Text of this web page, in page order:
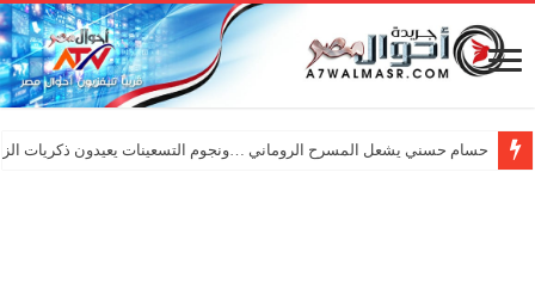
حسام حسني يشعل المسرح الروماني …ونجوم التسعينات يعيدون ذكريات